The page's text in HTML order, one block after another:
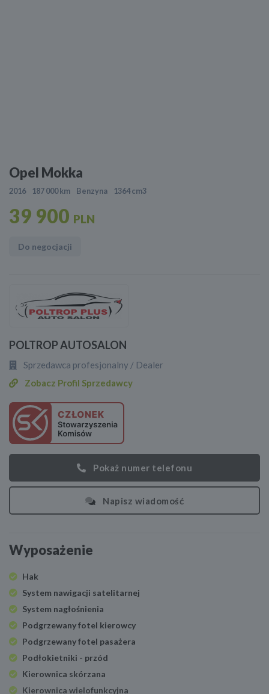
Opel Mokka
2016 187 000 km Benzyna 1364 cm3
39 900 PLN
Do negocjacji
POLTROP AUTOSALON
Sprzedawca profesjonalny / Dealer
Zobacz Profil Sprzedawcy
Pokaż numer telefonu
Napisz wiadomość
Wyposażenie
Hak
System nawigacji satelitarnej
System nagłośnienia
Podgrzewany fotel kierowcy
Podgrzewany fotel pasażera
Podłokietniki - przód
Kierownica skórzana
Kierownica wielofunkcyjna